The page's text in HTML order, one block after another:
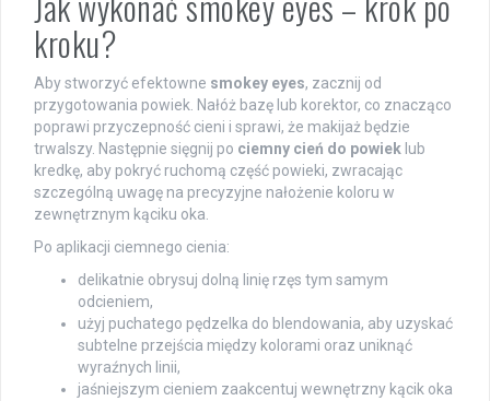
kroku?
Aby stworzyć efektowne smokey eyes, zacznij od
przygotowania powiek. Nałóż bazę lub korektor, co znacząco
poprawi przyczepność cieni i sprawi, że makijaż będzie
trwalszy. Następnie sięgnij po ciemny cień do powiek lub
kredkę, aby pokryć ruchomą część powieki, zwracając
szczególną uwagę na precyzyjne nałożenie koloru w
zewnętrznym kąciku oka.
Po aplikacji ciemnego cienia:
delikatnie obrysuj dolną linię rzęs tym samym
odcieniem,
użyj puchatego pędzelka do blendowania, aby uzyskać
subtelne przejścia między kolorami oraz uniknąć
wyraźnych linii,
jaśniejszym cieniem zaakcentuj wewnętrzny kącik oka